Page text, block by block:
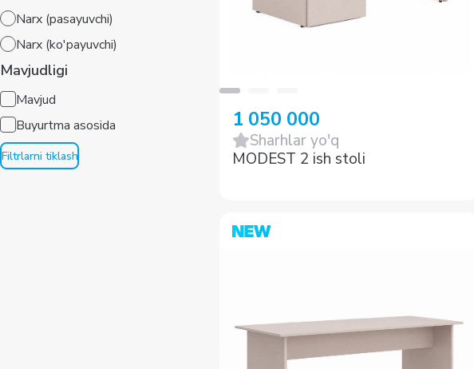
Narx (pasayuvchi)
Narx (ko'payuvchi)
Mavjudligi
Mavjud
Buyurtma asosida
Filtrlarni tiklash
1 050 000
Sharhlar yo'q
MODEST 2 ish stoli